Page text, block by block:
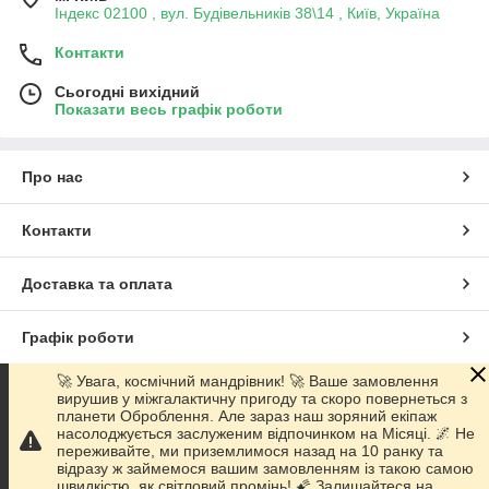
Індекс 02100 , вул. Будівельників 38\14 , Київ, Україна
Контакти
Сьогодні вихідний
Показати весь графік роботи
Про нас
Контакти
Доставка та оплата
Графік роботи
Повна версія сайту
Сайт створено на маркетплейсіProm.ua
🚀 Увага, космічний мандрівник! 🚀 Ваше замовлення
вирушив у міжгалактичну пригоду та скоро повернеться з
планети Оброблення. Але зараз наш зоряний екіпаж
насолоджується заслуженим відпочинком на Місяці. 🌌 Не
переживайте, ми приземлимося назад на 10 ранку та
відразу ж займемося вашим замовленням із такою самою